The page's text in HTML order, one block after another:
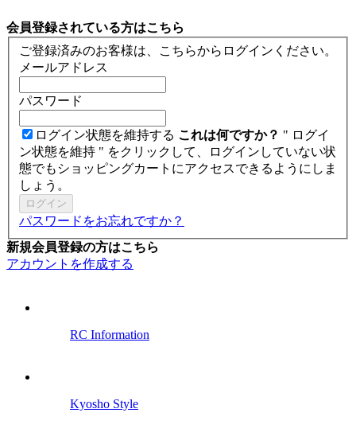
会員登録されている方はこちら
ご登録済みのお客様は、こちらからログインください。
メールアドレス
パスワード
ログイン状態を維持する これは何ですか？ " ログイ
ン状態を維持 " をクリックして、ログインしていない状
態でもショッピングカートにアクセスできるようにしま
しょう。
ログイン
パスワードをお忘れですか？
新規会員登録の方はこちら
アカウントを作成する
RC Information
Kyosho Style